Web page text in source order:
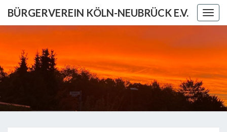
content
BÜRGERVEREIN KÖLN-NEUBRÜCK E.V.